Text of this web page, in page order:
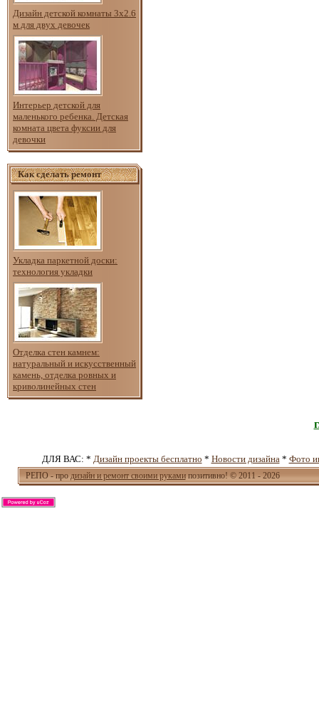
Дизайн детской комнаты 3х2.6
м для двух девочек
Интерьер детской для
маленького ребенка. Детская
комната цвета фуксии для
девочки
Как сделать ремонт
Укладка паркетной доски:
технология укладки
Отделка стен камнем:
натуральный и искусственный
камень, отделка ровных и
криволинейных стен
ДЛЯ ВАС: * Дизайн проекты бесплатно * Новости дизайна * Фото
РЕПО - про дизайн и ремонт своими рукамипозитивно! © 2011 - 2026